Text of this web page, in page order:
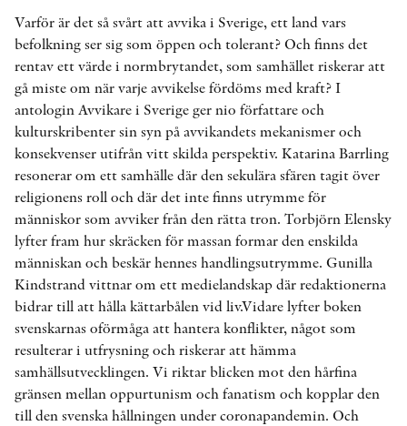
Varför är det så svårt att avvika i Sverige, ett land vars
befolkning ser sig som öppen och tolerant? Och finns det
rentav ett värde i normbrytandet, som samhället riskerar att
gå miste om när varje avvikelse fördöms med kraft? I
antologin Avvikare i Sverige ger nio författare och
kulturskribenter sin syn på avvikandets mekanismer och
konsekvenser utifrån vitt skilda perspektiv. Katarina Barrling
resonerar om ett samhälle där den sekulära sfären tagit över
religionens roll och där det inte finns utrymme för
människor som avviker från den rätta tron. Torbjörn Elensky
lyfter fram hur skräcken för massan formar den enskilda
människan och beskär hennes handlingsutrymme. Gunilla
Kindstrand vittnar om ett medielandskap där redaktionerna
bidrar till att hålla kättarbålen vid liv.Vidare lyfter boken
svenskarnas oförmåga att hantera konflikter, något som
resulterar i utfrysning och riskerar att hämma
samhällsutvecklingen. Vi riktar blicken mot den hårfina
gränsen mellan oppurtunism och fanatism och kopplar den
till den svenska hållningen under coronapandemin. Och